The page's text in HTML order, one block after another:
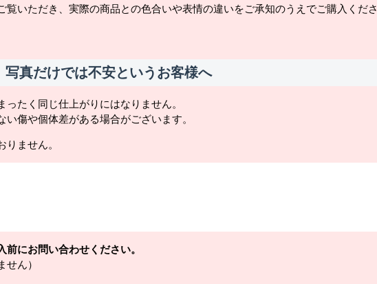
覧いただき、実際の商品との色合いや表情の違いをご承知のうえでご購入くださ
写真だけでは不安というお客様へ
たく同じ仕上がりにはなりません。
傷や個体差がある場合がございます。
りません。
前にお問い合わせください。
せん）